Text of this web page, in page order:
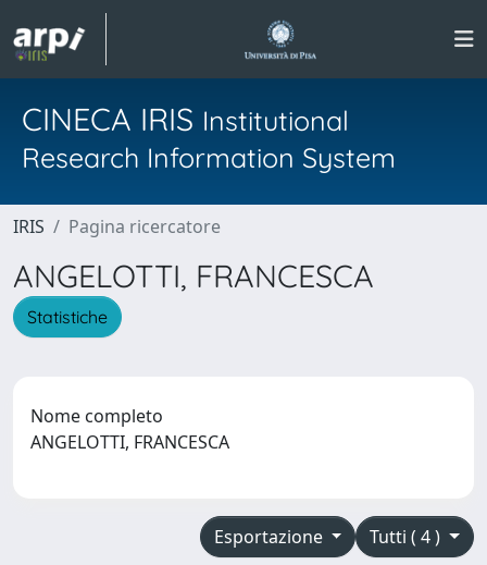
CINECA IRIS Institutional
Research Information System
IRIS Pagina ricercatore
ANGELOTTI, FRANCESCA
Statistiche
Nome completo
ANGELOTTI, FRANCESCA
Tutti ( 4 )
Esportazione